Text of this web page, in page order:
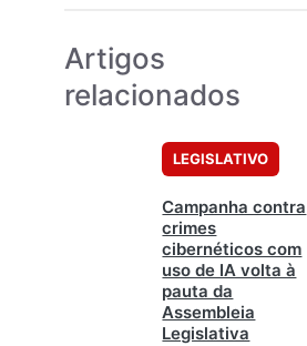
Artigos
relacionados
LEGISLATIVO
Campanha contra
crimes
cibernéticos com
uso de IA volta à
pauta da
Assembleia
Legislativa